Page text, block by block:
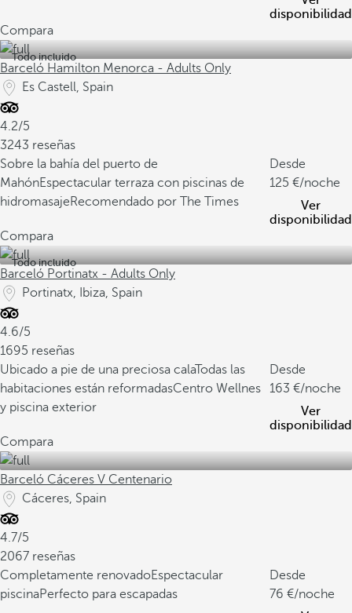
disponibilidad
Compara
Todo incluido
Barceló Hamilton Menorca - Adults Only
Es Castell, Spain
4.2/5
3243 reseñas
Sobre la bahía del puerto de
MahónEspectacular terraza con piscinas de
hidromasajeRecomendado por The Times
Desde
125
/noche
Ver
disponibilidad
Compara
Todo incluido
Barceló Portinatx - Adults Only
Portinatx, Ibiza, Spain
4.6/5
1695 reseñas
Ubicado a pie de una preciosa calaTodas las
habitaciones están reformadasCentro Wellnes
y piscina exterior
Desde
163
/noche
Ver
disponibilidad
Compara
Barceló Cáceres V Centenario
Cáceres, Spain
4.7/5
2067 reseñas
Completamente renovadoEspectacular
piscinaPerfecto para escapadas
Desde
76
/noche